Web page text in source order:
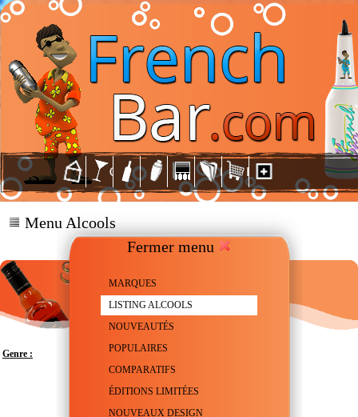
Fermer menu
MARQUES
LISTING ALCOOLS
NOUVEAUTÉS
POPULAIRES
COMPARATIFS
ÉDITIONS LIMITÉES
NOUVEAUX DESIGN
Menu Alcools
Genre : Liqueur aux extraits de Banane